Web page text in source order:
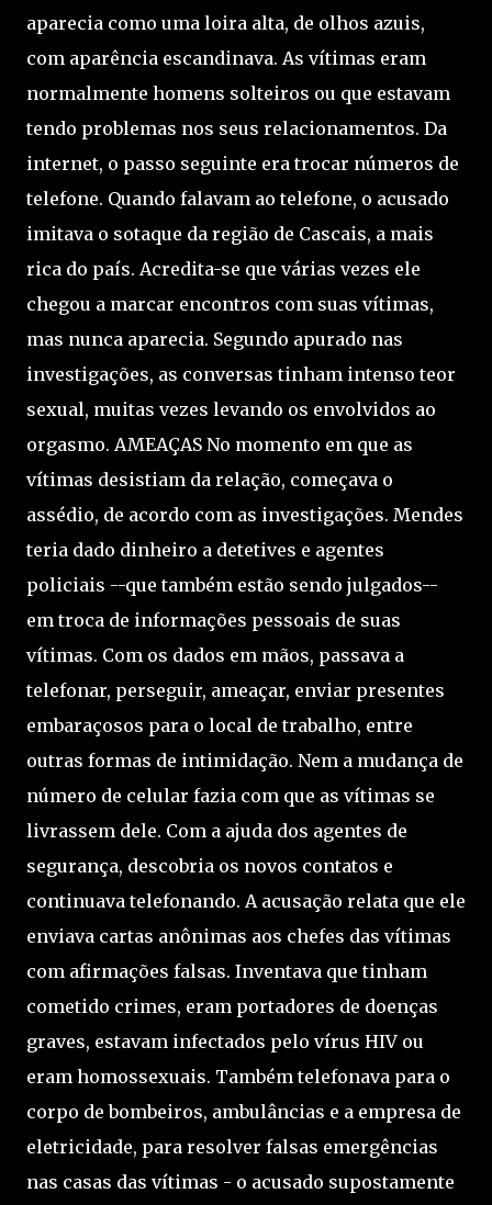
aparecia como uma loira alta, de olhos azuis,
com aparência escandinava. As vítimas eram
normalmente homens solteiros ou que estavam
tendo problemas nos seus relacionamentos. Da
internet, o passo seguinte era trocar números de
telefone. Quando falavam ao telefone, o acusado
imitava o sotaque da região de Cascais, a mais
rica do país. Acredita-se que várias vezes ele
chegou a marcar encontros com suas vítimas,
mas nunca aparecia. Segundo apurado nas
investigações, as conversas tinham intenso teor
sexual, muitas vezes levando os envolvidos ao
orgasmo. AMEAÇAS No momento em que as
vítimas desistiam da relação, começava o
assédio, de acordo com as investigações. Mendes
teria dado dinheiro a detetives e agentes
policiais --que também estão sendo julgados--
em troca de informações pessoais de suas
vítimas. Com os dados em mãos, passava a
telefonar, perseguir, ameaçar, enviar presentes
embaraçosos para o local de trabalho, entre
outras formas de intimidação. Nem a mudança de
número de celular fazia com que as vítimas se
livrassem dele. Com a ajuda dos agentes de
segurança, descobria os novos contatos e
continuava telefonando. A acusação relata que ele
enviava cartas anônimas aos chefes das vítimas
com afirmações falsas. Inventava que tinham
cometido crimes, eram portadores de doenças
graves, estavam infectados pelo vírus HIV ou
eram homossexuais. Também telefonava para o
corpo de bombeiros, ambulâncias e a empresa de
eletricidade, para resolver falsas emergências
nas casas das vítimas - o acusado supostamente